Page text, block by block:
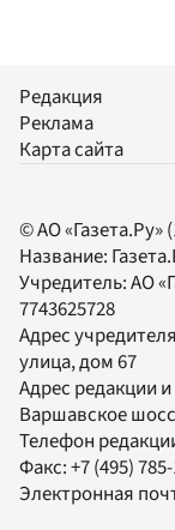
Редакция
Реклама
Карта сайта
© АО «Газета.Ру»
Название:
Учредитель:АО
7743625728
Адрес
улица, дом 67
Адрес редакции
Варшавское
Телефон
Факс:+7 (495)
Электронная